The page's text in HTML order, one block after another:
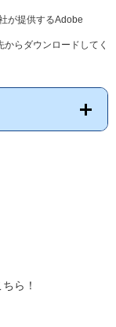
が提供するAdobe
らダウンロードしてく
ら！